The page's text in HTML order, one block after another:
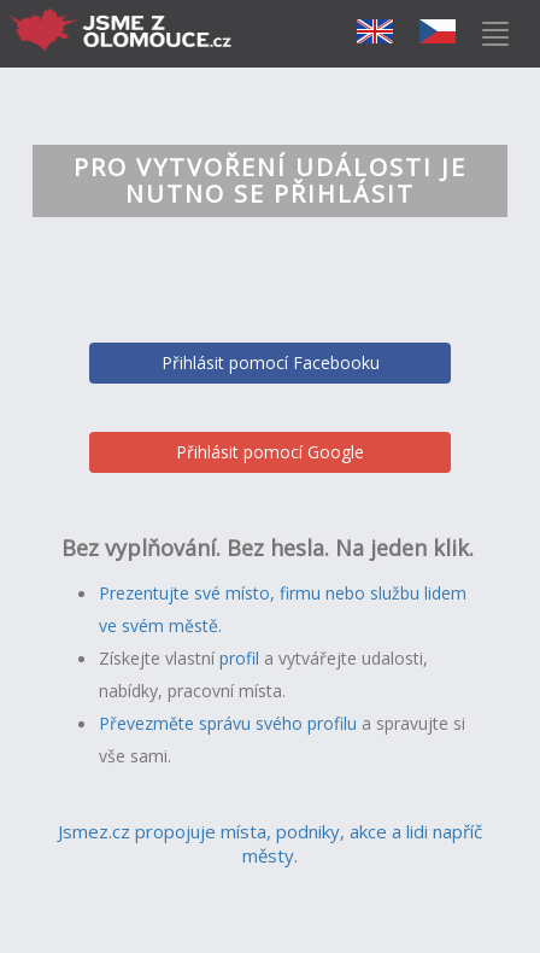
PRO VYTVOŘENÍ UDÁLOSTI JE
NUTNO SE PŘIHLÁSIT
Přihlásit pomocí Facebooku
Přihlásit pomocí Google
Bez vyplňování. Bez hesla. Na jeden klik.
Prezentujte své místo, firmu nebo službu lidem
ve svém městě.
Získejte vlastníprofil a vytvářejte udalosti,
nabídky, pracovní místa.
Převezměte správu svého profilu a spravujte si
vše sami.
Jsmez.cz propojuje místa, podniky, akce a lidi napříč
městy.